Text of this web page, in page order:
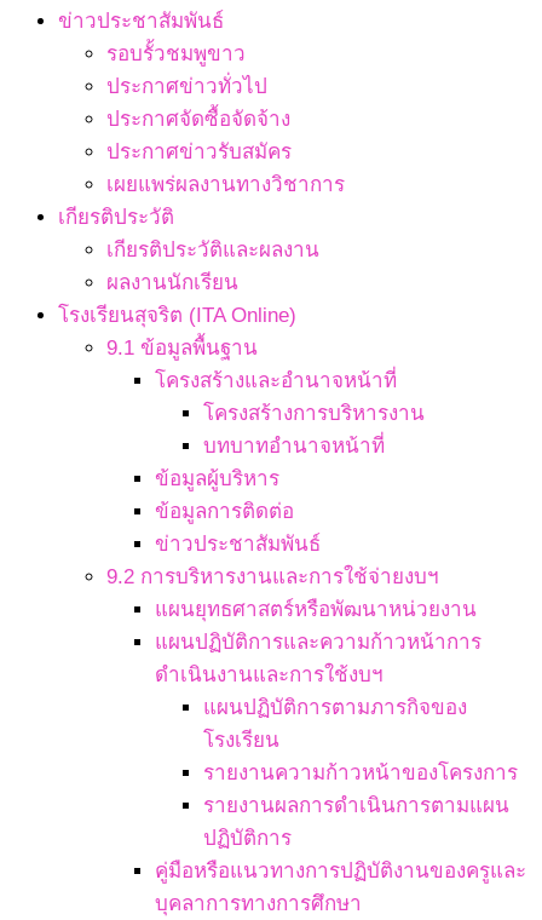
ข่าวประชาสัมพันธ์
รอบรั้วชมพูขาว
ประกาศข่าวทั่วไป
ประกาศจัดซื้อจัดจ้าง
ประกาศข่าวรับสมัคร
เผยแพร่ผลงานทางวิชาการ
เกียรติประวัติ
เกียรติประวัติและผลงาน
ผลงานนักเรียน
โรงเรียนสุจริต (ITA Online)
9.1 ข้อมูลพื้นฐาน
โครงสร้างและอำนาจหน้าที่
โครงสร้างการบริหารงาน
บทบาทอำนาจหน้าที่
ข้อมูลผู้บริหาร
ข้อมูลการติดต่อ
ข่าวประชาสัมพันธ์
9.2 การบริหารงานและการใช้จ่ายงบฯ
แผนยุทธศาสตร์หรือพัฒนาหน่วยงาน
แผนปฏิบัติการและความก้าวหน้าการ
ดำเนินงานและการใช้งบฯ
แผนปฏิบัติการตามภารกิจของ
โรงเรียน
รายงานความก้าวหน้าของโครงการ
รายงานผลการดำเนินการตามแผน
ปฏิบัติการ
คู่มือหรือแนวทางการปฏิบัติงานของครูและ
บุคลาการทางการศึกษา